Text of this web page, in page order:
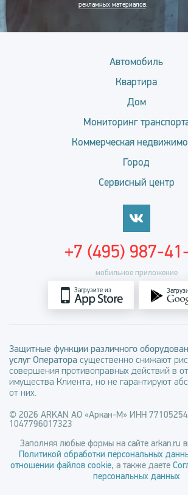
рекламных материалов.
Автомобиль
Квартира
Дом
Мониторинг
Коммерческая
Город
Сервисный центр
мобильное приложение
Загрузите из
+7 (495) 987-
Защитные функции различного
услуг Оператора существенно снижают
совершения противоправных действий в
имущества Клиента, но не гарантируют
от них.
© 2026 ARKAN АО «Аркан-М» ИНН
1047796017323
Заполняя любые формы на сайте arkan.ru
Политикой обработки персональных
отношении файлов cookie, а также даете
персональных данных